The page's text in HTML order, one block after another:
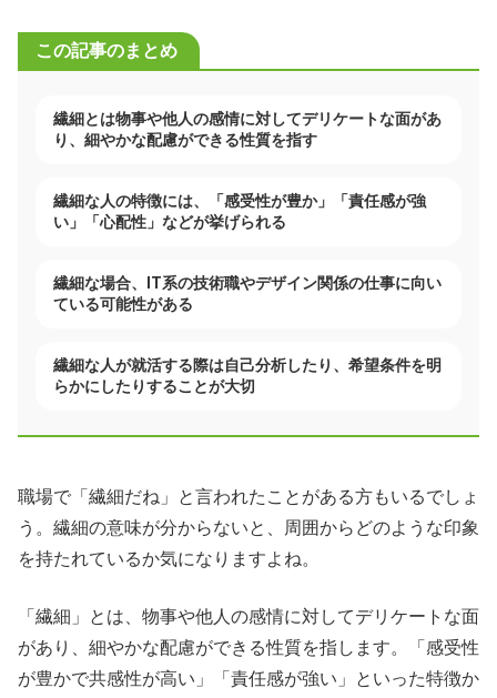
この記事のまとめ
繊細とは物事や他人の感情に対してデリケートな面があ
り、細やかな配慮ができる性質を指す
繊細な人の特徴には、「感受性が豊か」「責任感が強
い」「心配性」などが挙げられる
繊細な場合、IT系の技術職やデザイン関係の仕事に向い
ている可能性がある
繊細な人が就活する際は自己分析したり、希望条件を明
らかにしたりすることが大切
職場で「繊細だね」と言われたことがある方もいるでしょ
う。繊細の意味が分からないと、周囲からどのような印象
を持たれているか気になりますよね。
「繊細」とは、物事や他人の感情に対してデリケートな面
があり、細やかな配慮ができる性質を指します。「感受性
が豊かで共感性が高い」「責任感が強い」といった特徴か